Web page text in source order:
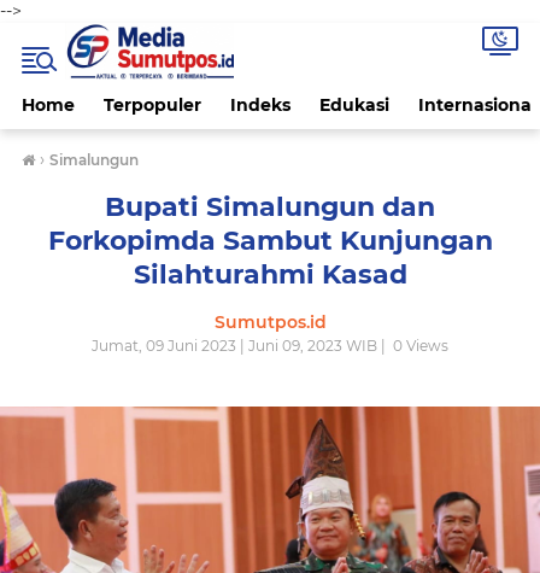
-->
Home Terpopuler Indeks Edukasi Internasional
› Simalungun
Bupati Simalungun dan
Forkopimda Sambut Kunjungan
Silahturahmi Kasad
Sumutpos.id
Jumat, 09 Juni 2023 | Juni 09, 2023 WIB | 0 Views